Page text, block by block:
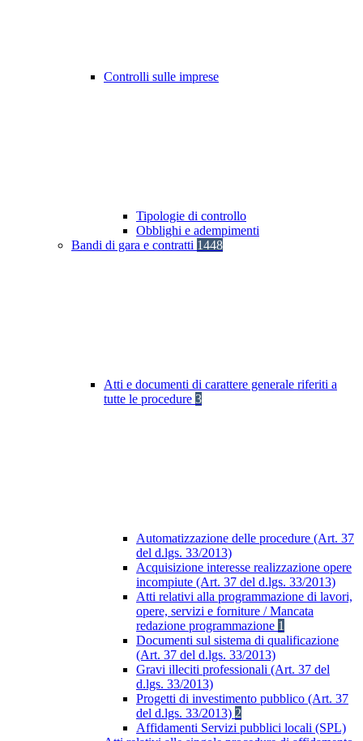
Controlli sulle imprese
Tipologie di controllo
Obblighi e adempimenti
Bandi di gara e contratti 1448
Atti e documenti di carattere generale riferiti a
tutte le procedure 3
Automatizzazione delle procedure (Art. 37
del d.lgs. 33/2013)
Acquisizione interesse realizzazione opere
incompiute (Art. 37 del d.lgs. 33/2013)
Atti relativi alla programmazione di lavori,
opere, servizi e forniture / Mancata
redazione programmazione 1
Documenti sul sistema di qualificazione
(Art. 37 del d.lgs. 33/2013)
Gravi illeciti professionali (Art. 37 del
d.lgs. 33/2013)
Progetti di investimento pubblico (Art. 37
del d.lgs. 33/2013) 2
Affidamenti Servizi pubblici locali (SPL)